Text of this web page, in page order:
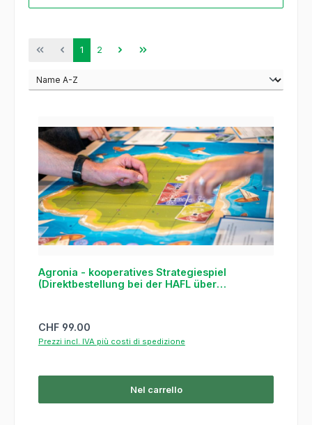
Pagina
1 Pagina
2
Agronia - kooperatives Strategiespiel
(Direktbestellung bei der HAFL über
Prezzo normale:
CHF 99.00
Prezzi incl. IVA più costi di spedizione
Nel carrello